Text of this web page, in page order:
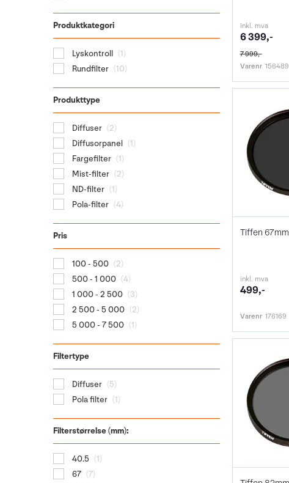
Produktkategori
Lyskontroll (1)
Rundfilter (10)
Produkttype
Diffuser (2)
Diffusorpanel (1)
Fargefilter (1)
Mist-filter (2)
ND-filter (1)
Pola-filter (4)
Pris
100 - 500 (2)
500 - 1 000 (4)
1 000 - 2 500 (3)
2 500 - 5 000 (2)
5 000 - 7 500 (1)
Filtertype
Diffuser (5)
Pola filter (1)
Filterstørrelse (mm):
40.5 (1)
67 (7)
inkl. mva
6 399,-
7 999,-
Varenr 156489
inkl. mva
499,-
Varenr 176169